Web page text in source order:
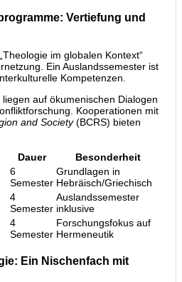
Vertiefung und
im globalen Kontext“
Ein Auslandssemester ist
Kompetenzen.
auf ökumenischen Dialogen
Kooperationen mit
and Society(BCRS) bieten
Dauer
Besonderheit
6
Semester
Grundlagen in
Hebräisch/Griechisch
4
Semester
Auslandssemester
inklusive
4
Semester
Forschungsfokus auf
Hermeneutik
Ein Nischenfach mit